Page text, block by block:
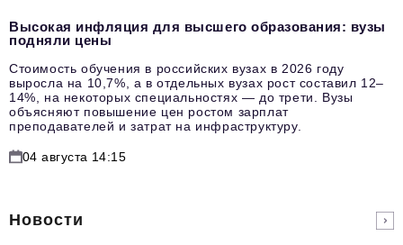
Высокая инфляция для высшего образования: вузы
подняли цены
Стоимость обучения в российских вузах в 2026 году
выросла на 10,7%, а в отдельных вузах рост составил 12–
14%, на некоторых специальностях — до трети. Вузы
объясняют повышение цен ростом зарплат
преподавателей и затрат на инфраструктуру.
04 августа 14:15
Новости